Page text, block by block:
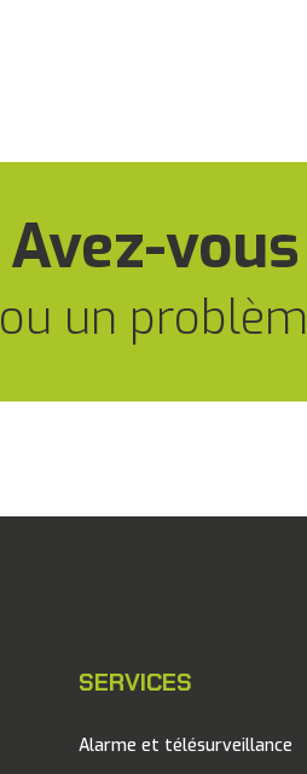
Avez-
ou un
SERVICES
Alarme et télésurveillance